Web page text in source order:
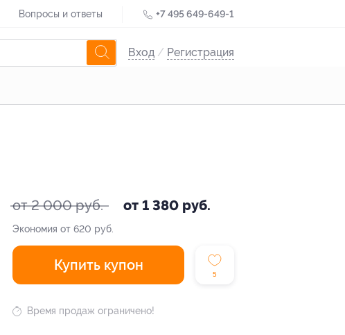
Вопросы и ответы +7 495 649-649-1
Вход / Регистрация
от 2 000 руб. от 1 380 руб.
Экономия от 620 руб.
Купить купон
5
Время продаж ограничено!